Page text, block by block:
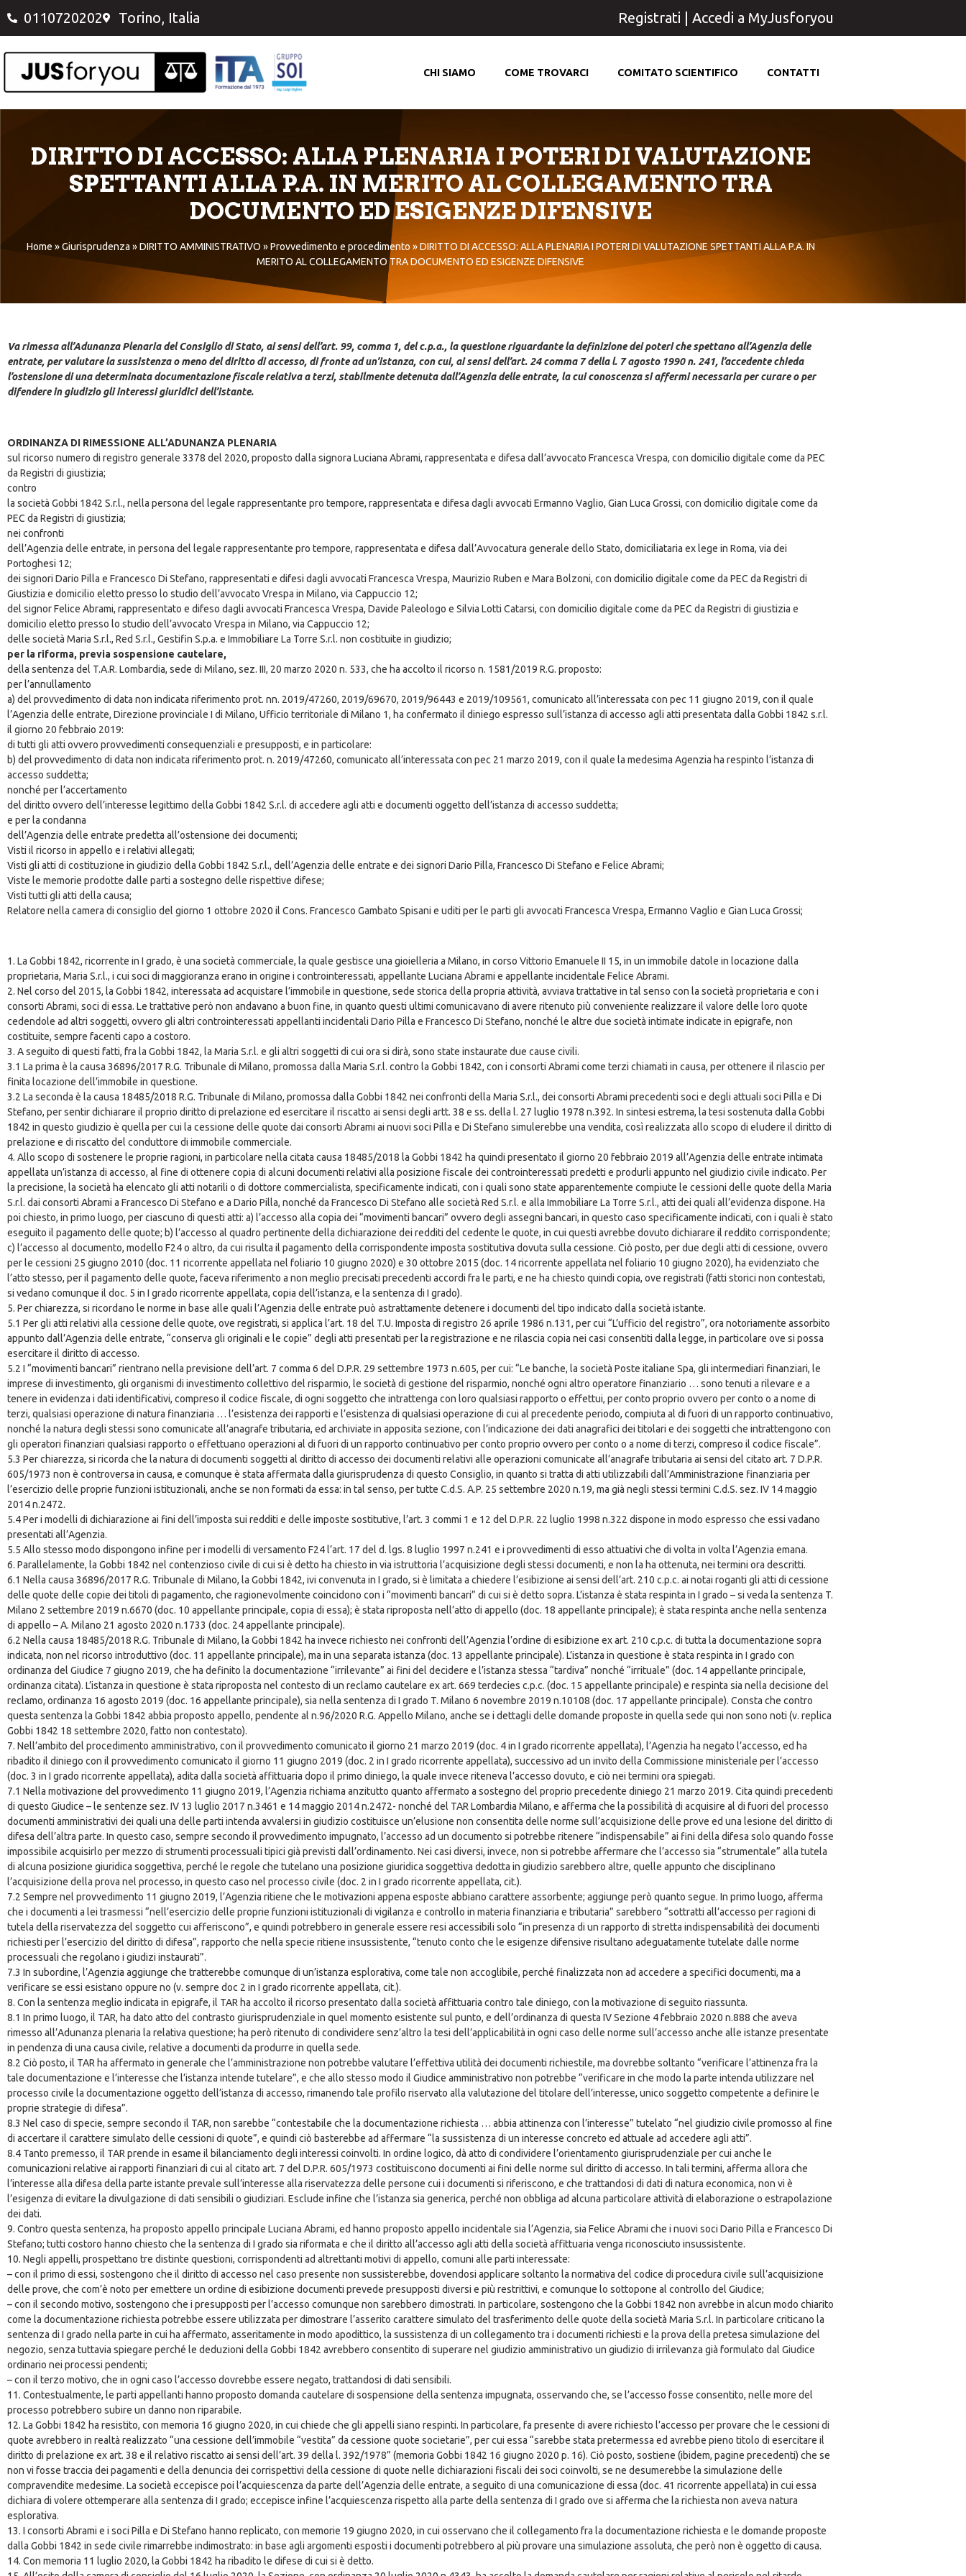
0110720202 Torino, Italia Registrati Accedi a MyJusforyou
CHI SIAMO COME TROVARCI COMITATO SCIENTIFICO CONTATTI
DIRITTO DI ACCESSO: ALLA PLENARIA I POTERI DI VALUTAZIONE
SPETTANTI ALLA P.A. IN MERITO AL COLLEGAMENTO TRA
DOCUMENTO ED ESIGENZE DIFENSIVE
Home »Giurisprudenza »DIRITTO AMMINISTRATIVO »Provvedimento e procedimento »DIRITTO DI ACCESSO: ALLA PLENARIA I POTERI DI VALUTAZIONE SPETTANTI ALLA P.A. IN
MERITO AL COLLEGAMENTO TRA DOCUMENTO ED ESIGENZE DIFENSIVE
Va rimessa all’Adunanza Plenaria del Consiglio di Stato, ai sensi dell’art. 99, comma 1, del c.p.a., la questione riguardante la definizione dei poteri che spettano all’Agenzia delle
entrate, per valutare la sussistenza o meno del diritto di accesso, di fronte ad un’istanza, con cui, ai sensi dell’art. 24 comma 7 della l. 7 agosto 1990 n. 241, l’accedente chieda
l’ostensione di una determinata documentazione fiscale relativa a terzi, stabilmente detenuta dall’Agenzia delle entrate, la cui conoscenza si affermi necessaria per curare o per
difendere in giudizio gli interessi giuridici dell’istante.
ORDINANZA DI RIMESSIONE ALL’ADUNANZA PLENARIA
sul ricorso numero di registro generale 3378 del 2020, proposto dalla signora Luciana Abrami, rappresentata e difesa dall’avvocato Francesca Vrespa, con domicilio digitale come da PEC
da Registri di giustizia;
contro
la società Gobbi 1842 S.r.l., nella persona del legale rappresentante pro tempore, rappresentata e difesa dagli avvocati Ermanno Vaglio, Gian Luca Grossi, con domicilio digitale come da
PEC da Registri di giustizia;
nei confronti
dell’Agenzia delle entrate, in persona del legale rappresentante pro tempore, rappresentata e difesa dall’Avvocatura generale dello Stato, domiciliataria ex lege in Roma, via dei
Portoghesi 12;
dei signori Dario Pilla e Francesco Di Stefano, rappresentati e difesi dagli avvocati Francesca Vrespa, Maurizio Ruben e Mara Bolzoni, con domicilio digitale come da PEC da Registri di
Giustizia e domicilio eletto presso lo studio dell’avvocato Vrespa in Milano, via Cappuccio 12;
del signor Felice Abrami, rappresentato e difeso dagli avvocati Francesca Vrespa, Davide Paleologo e Silvia Lotti Catarsi, con domicilio digitale come da PEC da Registri di giustizia e
domicilio eletto presso lo studio dell’avvocato Vrespa in Milano, via Cappuccio 12;
delle società Maria S.r.l., Red S.r.l., Gestifin S.p.a. e Immobiliare La Torre S.r.l. non costituite in giudizio;
per la riforma, previa sospensione cautelare,
della sentenza del T.A.R. Lombardia, sede di Milano, sez. III, 20 marzo 2020 n. 533, che ha accolto il ricorso n. 1581/2019 R.G. proposto:
per l’annullamento
a) del provvedimento di data non indicata riferimento prot. nn. 2019/47260, 2019/69670, 2019/96443 e 2019/109561, comunicato all’interessata con pec 11 giugno 2019, con il quale
l’Agenzia delle entrate, Direzione provinciale I di Milano, Ufficio territoriale di Milano 1, ha confermato il diniego espresso sull’istanza di accesso agli atti presentata dalla Gobbi 1842 s.r.l.
il giorno 20 febbraio 2019:
di tutti gli atti ovvero provvedimenti consequenziali e presupposti, e in particolare:
b) del provvedimento di data non indicata riferimento prot. n. 2019/47260, comunicato all’interessata con pec 21 marzo 2019, con il quale la medesima Agenzia ha respinto l’istanza di
accesso suddetta;
nonché per l’accertamento
del diritto ovvero dell’interesse legittimo della Gobbi 1842 S.r.l. di accedere agli atti e documenti oggetto dell’istanza di accesso suddetta;
e per la condanna
dell’Agenzia delle entrate predetta all’ostensione dei documenti;
Visti il ricorso in appello e i relativi allegati;
Visti gli atti di costituzione in giudizio della Gobbi 1842 S.r.l., dell’Agenzia delle entrate e dei signori Dario Pilla, Francesco Di Stefano e Felice Abrami;
Viste le memorie prodotte dalle parti a sostegno delle rispettive difese;
Visti tutti gli atti della causa;
Relatore nella camera di consiglio del giorno 1 ottobre 2020 il Cons. Francesco Gambato Spisani e uditi per le parti gli avvocati Francesca Vrespa, Ermanno Vaglio e Gian Luca Grossi;
1. La Gobbi 1842, ricorrente in I grado, è una società commerciale, la quale gestisce una gioielleria a Milano, in corso Vittorio Emanuele II 15, in un immobile datole in locazione dalla
proprietaria, Maria S.r.l., i cui soci di maggioranza erano in origine i controinteressati, appellante Luciana Abrami e appellante incidentale Felice Abrami.
2. Nel corso del 2015, la Gobbi 1842, interessata ad acquistare l’immobile in questione, sede storica della propria attività, avviava trattative in tal senso con la società proprietaria e con i
consorti Abrami, soci di essa. Le trattative però non andavano a buon fine, in quanto questi ultimi comunicavano di avere ritenuto più conveniente realizzare il valore delle loro quote
cedendole ad altri soggetti, ovvero gli altri controinteressati appellanti incidentali Dario Pilla e Francesco Di Stefano, nonché le altre due società intimate indicate in epigrafe, non
costituite, sempre facenti capo a costoro.
3. A seguito di questi fatti, fra la Gobbi 1842, la Maria S.r.l. e gli altri soggetti di cui ora si dirà, sono state instaurate due cause civili.
3.1 La prima è la causa 36896/2017 R.G. Tribunale di Milano, promossa dalla Maria S.r.l. contro la Gobbi 1842, con i consorti Abrami come terzi chiamati in causa, per ottenere il rilascio per
finita locazione dell’immobile in questione.
3.2 La seconda è la causa 18485/2018 R.G. Tribunale di Milano, promossa dalla Gobbi 1842 nei confronti della Maria S.r.l., dei consorti Abrami precedenti soci e degli attuali soci Pilla e Di
Stefano, per sentir dichiarare il proprio diritto di prelazione ed esercitare il riscatto ai sensi degli artt. 38 e ss. della l. 27 luglio 1978 n.392. In sintesi estrema, la tesi sostenuta dalla Gobbi
1842 in questo giudizio è quella per cui la cessione delle quote dai consorti Abrami ai nuovi soci Pilla e Di Stefano simulerebbe una vendita, così realizzata allo scopo di eludere il diritto di
prelazione e di riscatto del conduttore di immobile commerciale.
4. Allo scopo di sostenere le proprie ragioni, in particolare nella citata causa 18485/2018 la Gobbi 1842 ha quindi presentato il giorno 20 febbraio 2019 all’Agenzia delle entrate intimata
appellata un’istanza di accesso, al fine di ottenere copia di alcuni documenti relativi alla posizione fiscale dei controinteressati predetti e produrli appunto nel giudizio civile indicato. Per
la precisione, la società ha elencato gli atti notarili o di dottore commercialista, specificamente indicati, con i quali sono state apparentemente compiute le cessioni delle quote della Maria
S.r.l. dai consorti Abrami a Francesco Di Stefano e a Dario Pilla, nonché da Francesco Di Stefano alle società Red S.r.l. e alla Immobiliare La Torre S.r.l., atti dei quali all’evidenza dispone. Ha
poi chiesto, in primo luogo, per ciascuno di questi atti: a) l’accesso alla copia dei “movimenti bancari” ovvero degli assegni bancari, in questo caso specificamente indicati, con i quali è stato
eseguito il pagamento delle quote; b) l’accesso al quadro pertinente della dichiarazione dei redditi del cedente le quote, in cui questi avrebbe dovuto dichiarare il reddito corrispondente;
c) l’accesso al documento, modello F24 o altro, da cui risulta il pagamento della corrispondente imposta sostitutiva dovuta sulla cessione. Ciò posto, per due degli atti di cessione, ovvero
per le cessioni 25 giugno 2010 (doc. 11 ricorrente appellata nel foliario 10 giugno 2020) e 30 ottobre 2015 (doc. 14 ricorrente appellata nel foliario 10 giugno 2020), ha evidenziato che
l’atto stesso, per il pagamento delle quote, faceva riferimento a non meglio precisati precedenti accordi fra le parti, e ne ha chiesto quindi copia, ove registrati (fatti storici non contestati,
si vedano comunque il doc. 5 in I grado ricorrente appellata, copia dell’istanza, e la sentenza di I grado).
5. Per chiarezza, si ricordano le norme in base alle quali l’Agenzia delle entrate può astrattamente detenere i documenti del tipo indicato dalla società istante.
5.1 Per gli atti relativi alla cessione delle quote, ove registrati, si applica l’art. 18 del T.U. Imposta di registro 26 aprile 1986 n.131, per cui “L’ufficio del registro”, ora notoriamente assorbito
appunto dall’Agenzia delle entrate, “conserva gli originali e le copie” degli atti presentati per la registrazione e ne rilascia copia nei casi consentiti dalla legge, in particolare ove si possa
esercitare il diritto di accesso.
5.2 I “movimenti bancari” rientrano nella previsione dell’art. 7 comma 6 del D.P.R. 29 settembre 1973 n.605, per cui: “Le banche, la società Poste italiane Spa, gli intermediari finanziari, le
imprese di investimento, gli organismi di investimento collettivo del risparmio, le società di gestione del risparmio, nonché ogni altro operatore finanziario … sono tenuti a rilevare e a
tenere in evidenza i dati identificativi, compreso il codice fiscale, di ogni soggetto che intrattenga con loro qualsiasi rapporto o effettui, per conto proprio ovvero per conto o a nome di
terzi, qualsiasi operazione di natura finanziaria … l’esistenza dei rapporti e l’esistenza di qualsiasi operazione di cui al precedente periodo, compiuta al di fuori di un rapporto continuativo,
nonché la natura degli stessi sono comunicate all’anagrafe tributaria, ed archiviate in apposita sezione, con l’indicazione dei dati anagrafici dei titolari e dei soggetti che intrattengono con
gli operatori finanziari qualsiasi rapporto o effettuano operazioni al di fuori di un rapporto continuativo per conto proprio ovvero per conto o a nome di terzi, compreso il codice fiscale”.
5.3 Per chiarezza, si ricorda che la natura di documenti soggetti al diritto di accesso dei documenti relativi alle operazioni comunicate all’anagrafe tributaria ai sensi del citato art. 7 D.P.R.
605/1973 non è controversa in causa, e comunque è stata affermata dalla giurisprudenza di questo Consiglio, in quanto si tratta di atti utilizzabili dall’Amministrazione finanziaria per
l’esercizio delle proprie funzioni istituzionali, anche se non formati da essa: in tal senso, per tutte C.d.S. A.P. 25 settembre 2020 n.19, ma già negli stessi termini C.d.S. sez. IV 14 maggio
2014 n.2472.
5.4 Per i modelli di dichiarazione ai fini dell’imposta sui redditi e delle imposte sostitutive, l’art. 3 commi 1 e 12 del D.P.R. 22 luglio 1998 n.322 dispone in modo espresso che essi vadano
presentati all’Agenzia.
5.5 Allo stesso modo dispongono infine per i modelli di versamento F24 l’art. 17 del d. lgs. 8 luglio 1997 n.241 e i provvedimenti di esso attuativi che di volta in volta l’Agenzia emana.
6. Parallelamente, la Gobbi 1842 nel contenzioso civile di cui si è detto ha chiesto in via istruttoria l’acquisizione degli stessi documenti, e non la ha ottenuta, nei termini ora descritti.
6.1 Nella causa 36896/2017 R.G. Tribunale di Milano, la Gobbi 1842, ivi convenuta in I grado, si è limitata a chiedere l’esibizione ai sensi dell’art. 210 c.p.c. ai notai roganti gli atti di cessione
delle quote delle copie dei titoli di pagamento, che ragionevolmente coincidono con i “movimenti bancari” di cui si è detto sopra. L’istanza è stata respinta in I grado – si veda la sentenza T.
Milano 2 settembre 2019 n.6670 (doc. 10 appellante principale, copia di essa); è stata riproposta nell’atto di appello (doc. 18 appellante principale); è stata respinta anche nella sentenza
di appello – A. Milano 21 agosto 2020 n.1733 (doc. 24 appellante principale).
6.2 Nella causa 18485/2018 R.G. Tribunale di Milano, la Gobbi 1842 ha invece richiesto nei confronti dell’Agenzia l’ordine di esibizione ex art. 210 c.p.c. di tutta la documentazione sopra
indicata, non nel ricorso introduttivo (doc. 11 appellante principale), ma in una separata istanza (doc. 13 appellante principale). L’istanza in questione è stata respinta in I grado con
ordinanza del Giudice 7 giugno 2019, che ha definito la documentazione “irrilevante” ai fini del decidere e l’istanza stessa “tardiva” nonché “irrituale” (doc. 14 appellante principale,
ordinanza citata). L’istanza in questione è stata riproposta nel contesto di un reclamo cautelare ex art. 669 terdecies c.p.c. (doc. 15 appellante principale) e respinta sia nella decisione del
reclamo, ordinanza 16 agosto 2019 (doc. 16 appellante principale), sia nella sentenza di I grado T. Milano 6 novembre 2019 n.10108 (doc. 17 appellante principale). Consta che contro
questa sentenza la Gobbi 1842 abbia proposto appello, pendente al n.96/2020 R.G. Appello Milano, anche se i dettagli delle domande proposte in quella sede qui non sono noti (v. replica
Gobbi 1842 18 settembre 2020, fatto non contestato).
7. Nell’ambito del procedimento amministrativo, con il provvedimento comunicato il giorno 21 marzo 2019 (doc. 4 in I grado ricorrente appellata), l’Agenzia ha negato l’accesso, ed ha
ribadito il diniego con il provvedimento comunicato il giorno 11 giugno 2019 (doc. 2 in I grado ricorrente appellata), successivo ad un invito della Commissione ministeriale per l’accesso
(doc. 3 in I grado ricorrente appellata), adita dalla società affittuaria dopo il primo diniego, la quale invece riteneva l’accesso dovuto, e ciò nei termini ora spiegati.
7.1 Nella motivazione del provvedimento 11 giugno 2019, l’Agenzia richiama anzitutto quanto affermato a sostegno del proprio precedente diniego 21 marzo 2019. Cita quindi precedenti
di questo Giudice – le sentenze sez. IV 13 luglio 2017 n.3461 e 14 maggio 2014 n.2472- nonché del TAR Lombardia Milano, e afferma che la possibilità di acquisire al di fuori del processo
documenti amministrativi dei quali una delle parti intenda avvalersi in giudizio costituisce un’elusione non consentita delle norme sull’acquisizione delle prove ed una lesione del diritto di
difesa dell’altra parte. In questo caso, sempre secondo il provvedimento impugnato, l’accesso ad un documento si potrebbe ritenere “indispensabile” ai fini della difesa solo quando fosse
impossibile acquisirlo per mezzo di strumenti processuali tipici già previsti dall’ordinamento. Nei casi diversi, invece, non si potrebbe affermare che l’accesso sia “strumentale” alla tutela
di alcuna posizione giuridica soggettiva, perché le regole che tutelano una posizione giuridica soggettiva dedotta in giudizio sarebbero altre, quelle appunto che disciplinano
l’acquisizione della prova nel processo, in questo caso nel processo civile (doc. 2 in I grado ricorrente appellata, cit.).
7.2 Sempre nel provvedimento 11 giugno 2019, l’Agenzia ritiene che le motivazioni appena esposte abbiano carattere assorbente; aggiunge però quanto segue. In primo luogo, afferma
che i documenti a lei trasmessi “nell’esercizio delle proprie funzioni istituzionali di vigilanza e controllo in materia finanziaria e tributaria” sarebbero “sottratti all’accesso per ragioni di
tutela della riservatezza del soggetto cui afferiscono”, e quindi potrebbero in generale essere resi accessibili solo “in presenza di un rapporto di stretta indispensabilità dei documenti
richiesti per l’esercizio del diritto di difesa”, rapporto che nella specie ritiene insussistente, “tenuto conto che le esigenze difensive risultano adeguatamente tutelate dalle norme
processuali che regolano i giudizi instaurati”.
7.3 In subordine, l’Agenzia aggiunge che tratterebbe comunque di un’istanza esplorativa, come tale non accoglibile, perché finalizzata non ad accedere a specifici documenti, ma a
verificare se essi esistano oppure no (v. sempre doc 2 in I grado ricorrente appellata, cit.).
8. Con la sentenza meglio indicata in epigrafe, il TAR ha accolto il ricorso presentato dalla società affittuaria contro tale diniego, con la motivazione di seguito riassunta.
8.1 In primo luogo, il TAR, ha dato atto del contrasto giurisprudenziale in quel momento esistente sul punto, e dell’ordinanza di questa IV Sezione 4 febbraio 2020 n.888 che aveva
rimesso all’Adunanza plenaria la relativa questione; ha però ritenuto di condividere senz’altro la tesi dell’applicabilità in ogni caso delle norme sull’accesso anche alle istanze presentate
in pendenza di una causa civile, relative a documenti da produrre in quella sede.
8.2 Ciò posto, il TAR ha affermato in generale che l’amministrazione non potrebbe valutare l’effettiva utilità dei documenti richiestile, ma dovrebbe soltanto “verificare l’attinenza fra la
tale documentazione e l’interesse che l’istanza intende tutelare”, e che allo stesso modo il Giudice amministrativo non potrebbe “verificare in che modo la parte intenda utilizzare nel
processo civile la documentazione oggetto dell’istanza di accesso, rimanendo tale profilo riservato alla valutazione del titolare dell’interesse, unico soggetto competente a definire le
proprie strategie di difesa”.
8.3 Nel caso di specie, sempre secondo il TAR, non sarebbe “contestabile che la documentazione richiesta … abbia attinenza con l’interesse” tutelato “nel giudizio civile promosso al fine
di accertare il carattere simulato delle cessioni di quote”, e quindi ciò basterebbe ad affermare “la sussistenza di un interesse concreto ed attuale ad accedere agli atti”.
8.4 Tanto premesso, il TAR prende in esame il bilanciamento degli interessi coinvolti. In ordine logico, dà atto di condividere l’orientamento giurisprudenziale per cui anche le
comunicazioni relative ai rapporti finanziari di cui al citato art. 7 del D.P.R. 605/1973 costituiscono documenti ai fini delle norme sul diritto di accesso. In tali termini, afferma allora che
l’interesse alla difesa della parte istante prevale sull’interesse alla riservatezza delle persone cui i documenti si riferiscono, e che trattandosi di dati di natura economica, non vi è
l’esigenza di evitare la divulgazione di dati sensibili o giudiziari. Esclude infine che l’istanza sia generica, perché non obbliga ad alcuna particolare attività di elaborazione o estrapolazione
dei dati.
9. Contro questa sentenza, ha proposto appello principale Luciana Abrami, ed hanno proposto appello incidentale sia l’Agenzia, sia Felice Abrami che i nuovi soci Dario Pilla e Francesco Di
Stefano; tutti costoro hanno chiesto che la sentenza di I grado sia riformata e che il diritto all’accesso agli atti della società affittuaria venga riconosciuto insussistente.
10. Negli appelli, prospettano tre distinte questioni, corrispondenti ad altrettanti motivi di appello, comuni alle parti interessate:
– con il primo di essi, sostengono che il diritto di accesso nel caso presente non sussisterebbe, dovendosi applicare soltanto la normativa del codice di procedura civile sull’acquisizione
delle prove, che com’è noto per emettere un ordine di esibizione documenti prevede presupposti diversi e più restrittivi, e comunque lo sottopone al controllo del Giudice;
– con il secondo motivo, sostengono che i presupposti per l’accesso comunque non sarebbero dimostrati. In particolare, sostengono che la Gobbi 1842 non avrebbe in alcun modo chiarito
come la documentazione richiesta potrebbe essere utilizzata per dimostrare l’asserito carattere simulato del trasferimento delle quote della società Maria S.r.l. In particolare criticano la
sentenza di I grado nella parte in cui ha affermato, asseritamente in modo apodittico, la sussistenza di un collegamento tra i documenti richiesti e la prova della pretesa simulazione del
negozio, senza tuttavia spiegare perché le deduzioni della Gobbi 1842 avrebbero consentito di superare nel giudizio amministrativo un giudizio di irrilevanza già formulato dal Giudice
ordinario nei processi pendenti;
– con il terzo motivo, che in ogni caso l’accesso dovrebbe essere negato, trattandosi di dati sensibili.
11. Contestualmente, le parti appellanti hanno proposto domanda cautelare di sospensione della sentenza impugnata, osservando che, se l’accesso fosse consentito, nelle more del
processo potrebbero subire un danno non riparabile.
12. La Gobbi 1842 ha resistito, con memoria 16 giugno 2020, in cui chiede che gli appelli siano respinti. In particolare, fa presente di avere richiesto l’accesso per provare che le cessioni di
quote avrebbero in realtà realizzato “una cessione dell’immobile “vestita” da cessione quote societarie”, per cui essa “sarebbe stata pretermessa ed avrebbe pieno titolo di esercitare il
diritto di prelazione ex art. 38 e il relativo riscatto ai sensi dell’art. 39 della l. 392/1978” (memoria Gobbi 1842 16 giugno 2020 p. 16). Ciò posto, sostiene (ibidem, pagine precedenti) che se
non vi fosse traccia dei pagamenti e della denuncia dei corrispettivi della cessione di quote nelle dichiarazioni fiscali dei soci coinvolti, se ne desumerebbe la simulazione delle
compravendite medesime. La società eccepisce poi l’acquiescenza da parte dell’Agenzia delle entrate, a seguito di una comunicazione di essa (doc. 41 ricorrente appellata) in cui essa
dichiara di volere ottemperare alla sentenza di I grado; eccepisce infine l’acquiescenza rispetto alla parte della sentenza di I grado ove si afferma che la richiesta non aveva natura
esplorativa.
13. I consorti Abrami e i soci Pilla e Di Stefano hanno replicato, con memorie 19 giugno 2020, in cui osservano che il collegamento fra la documentazione richiesta e le domande proposte
dalla Gobbi 1842 in sede civile rimarrebbe indimostrato: in base agli argomenti esposti i documenti potrebbero al più provare una simulazione assoluta, che però non è oggetto di causa.
14. Con memoria 11 luglio 2020, la Gobbi 1842 ha ribadito le difese di cui si è detto.